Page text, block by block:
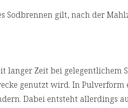
Sodbrennen gilt, nach der
Zeit bei gelegentlichem
genutzt wird. In Pulverform
Dabei entsteht allerdings